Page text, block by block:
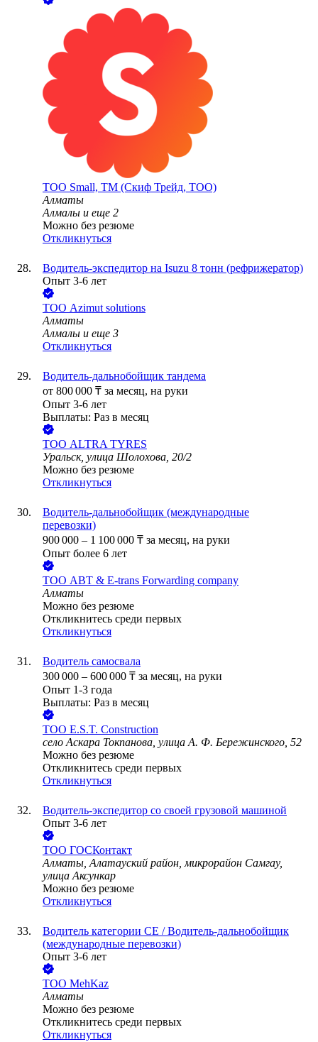
ТОО Small, ТМ (Скиф Трейд, ТОО)
Алматы
Алмалы и еще 2
Можно без резюме
Откликнуться
Водитель-экспедитор на Isuzu 8 тонн (рефрижератор)
Опыт 3-6 лет
ТОО Azimut solutions
Алматы
Алмалы и еще 3
Откликнуться
Водитель-дальнобойщик тандема
от 800 000 ₸ за месяц, на руки
Опыт 3-6 лет
Выплаты: Раз в месяц
ТОО ALTRA TYRES
Уральск, улица Шолохова, 20/2
Можно без резюме
Откликнуться
Водитель-дальнобойщик (международные
перевозки)
900 000 – 1 100 000 ₸ за месяц, на руки
Опыт более 6 лет
ТОО ABT & E-trans Forwarding company
Алматы
Можно без резюме
Откликнитесь среди первых
Откликнуться
Водитель самосвала
300 000 – 600 000 ₸ за месяц, на руки
Опыт 1-3 года
Выплаты: Раз в месяц
ТОО E.S.T. Construction
село Аскара Токпанова, улица А. Ф. Бережинского, 52
Можно без резюме
Откликнитесь среди первых
Откликнуться
Водитель-экспедитор со своей грузовой машиной
Опыт 3-6 лет
ТОО ГОСКонтакт
Алматы, Алатауский район, микрорайон Самгау,
улица Аксункар
Можно без резюме
Откликнуться
Водитель категории CE / Водитель-дальнобойщик
(международные перевозки)
Опыт 3-6 лет
ТОО MehKaz
Алматы
Можно без резюме
Откликнитесь среди первых
Откликнуться